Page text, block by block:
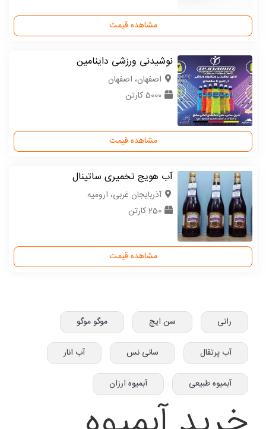
مشاهده قیمت
نوشیدنی ورزشی داینامین
اصفهان، اصفهان
5000 کارتن
مشاهده قیمت
آب هویج تخمیری ساتینال
آذربایجان غربی، ارومیه
250 کارتن
مشاهده قیمت
رانی سن ایچ موگو موگو
آب پرتقال سانی نس آب انار
آبمیوه طبیعی آبمیوه ارزان